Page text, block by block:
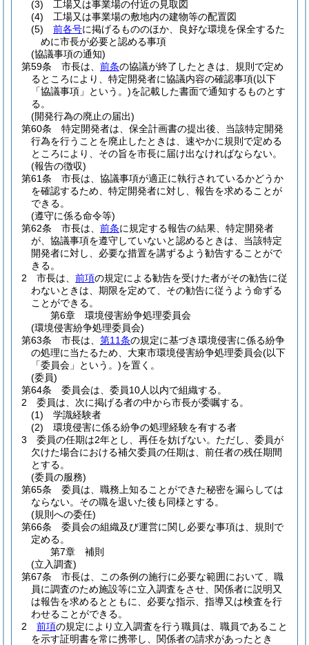
(3)
工場又は事業場の付近の見取図
(4)
工場又は事業場の敷地内の建物等の配置図
(5)
前各号に掲げるもののほか、良好な環境を保全するた
めに市長が必要と認める事項
(協議事項の通知)
第59条
市長は、 前条の協議が終了したときは、規則で定め
るところにより、特定開発者に協議内容の確認事項(以下
「協議事項」という。)を記載した書面で通知するものとす
る。
(開発行為の廃止の届出)
第60条
特定開発者は、保全計画書の提出後、当該特定開発
行為を行うことを廃止したときは、速やかに規則で定める
ところにより、その旨を市長に届け出なければならない。
(報告の徴収)
第61条
市長は、協議事項が適正に執行されているかどうか
を確認するため、特定開発者に対し、報告を求めることが
できる。
(遵守に係る命令等)
第62条
市長は、 前条に規定する報告の結果、特定開発者
が、協議事項を遵守していないと認めるときは、当該特定
開発者に対し、必要な措置を講ずるよう勧告することがで
きる。
2
市長は、 前項の規定による勧告を受けた者がその勧告に従
わないときは、期限を定めて、その勧告に従うよう命ずる
ことができる。
第6章
環境侵害紛争処理委員会
(環境侵害紛争処理委員会)
第63条
市長は、 第11条の規定に基づき環境侵害に係る紛争
の処理に当たるため、大東市環境侵害紛争処理委員会(以下
「委員会」という。)を置く。
(委員)
第64条
委員会は、委員10人以内で組織する。
2
委員は、次に掲げる者の中から市長が委嘱する。
(1)
学識経験者
(2)
環境侵害に係る紛争の処理経験を有する者
3
委員の任期は2年とし、再任を妨げない。 ただし、委員が
欠けた場合における補欠委員の任期は、前任者の残任期間
とする。
(委員の服務)
第65条
委員は、職務上知ることができた秘密を漏らしては
ならない。 その職を退いた後も同様とする。
(規則への委任)
第66条
委員会の組織及び運営に関し必要な事項は、規則で
定める。
第7章
補則
(立入調査)
第67条
市長は、この条例の施行に必要な範囲において、職
員に調査のため施設等に立入調査をさせ、関係者に説明又
は報告を求めるとともに、必要な指示、指導又は検査を行
わせることができる。
2
前項の規定により立入調査を行う職員は、職員であること
を示す証明書を常に携帯し、関係者の請求があったとき